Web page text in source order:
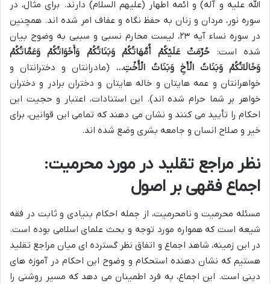
الله علیه و آله) و ائمه اطهار (علیهم السلام) دارند. برای مثال، در
سوره نور، مردان و زنان به حفظ نگاه و عفاف امر شده اند. همچنین
در سوره نساء آیه ۲۳، لیست محارم نسبی و سببی به وضوح بیان
شده است: حُرِّمَتْ عَلَيْكُمْ أُمَّهَاتُكُمْ وَبَنَاتُكُمْ وَأَخَوَاتُكُمْ وَعَمَّاتُكُمْ
وَخَالَاتُكُمْ وَبَنَاتُ الْأَخِ وَبَنَاتُ الْأُخْتِ… (مادرانتان و دخترانتان و
خواهرانتان و عمه هایتان و خاله هایتان و دختران برادر و دختران
خواهر بر شما حرام شده اند). این استنادات، اعتبار و حجیت این
احکام را تأیید می کنند و نشان می دهند که تمامی این قوانین، برای
خیر و صلاح انسان و جامعه بشری وضع شده اند.
نظر مراجع تقلید در مورد محرمیت:
اجماع فقهی بر اصول
مسئله محرمیت و نامحرمیت، از جمله احکام بنیادی و ثابت در فقه
شیعه است که همواره مورد توجه و بحث علمای اسلامی بوده است.
در این زمینه، شاهد اجماع و اتفاق نظر گسترده ای میان مراجع تقلید
هستیم که نشان دهنده استحکام و وضوح این احکام در آموزه های
دینی است. این اجماع، به فرد اطمینان می دهد که مسیر روشنی را